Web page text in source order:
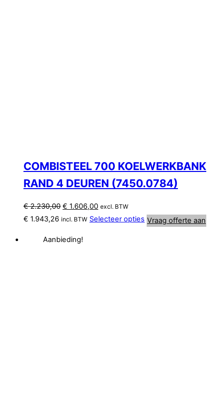
COMBISTEEL 700 KOELWERKBANK
RAND 4 DEUREN (7450.0784)
€2.230,00 Oorspronkelijke
prijs
€ 2.230,00.
€ 1.606,00Huidige
prijs
excl. BTW
€ 1.943,26 incl. BTW Selecteer opties Vraag offerte aan
Aanbieding!